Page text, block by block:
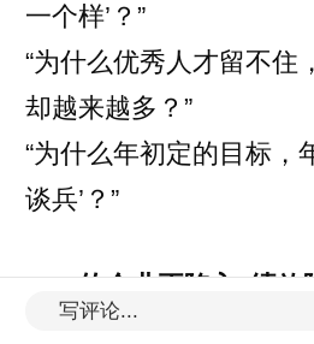
一个样’？”
“为什么优秀人才留不住
却越来越多？”
“为什么年初定的目标，
谈兵’？”
80%的企业正陷入“绩
考核流于形式、激励与
写评论...